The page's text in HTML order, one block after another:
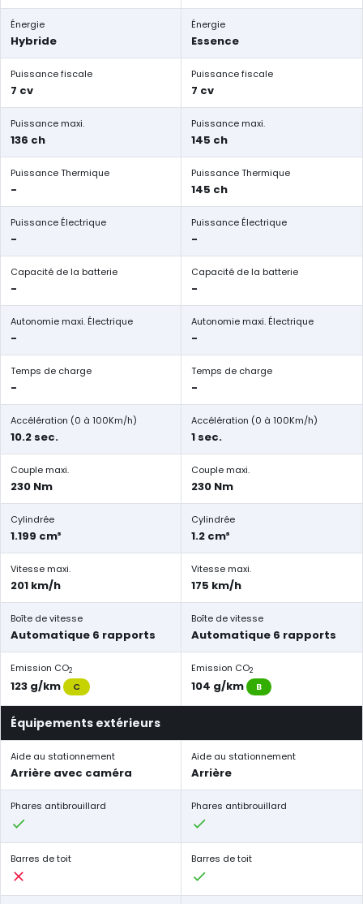
Énergie
Hybride
Énergie
Essence
Puissance fiscale
7 cv
Puissance fiscale
7 cv
Puissance maxi.
136 ch
Puissance maxi.
145 ch
Puissance Thermique
-
Puissance Thermique
145 ch
Puissance Électrique
-
Puissance Électrique
-
Capacité de la batterie
-
Capacité de la batterie
-
Autonomie maxi. Électrique
-
Autonomie maxi. Électrique
-
Temps de charge
-
Temps de charge
-
Accélération (0 à 100Km/h)
10.2 sec.
Accélération (0 à 100Km/h)
1 sec.
Couple maxi.
230 Nm
Couple maxi.
230 Nm
Cylindrée
1.199 cm³
Cylindrée
1.2 cm³
Vitesse maxi.
201 km/h
Vitesse maxi.
175 km/h
Boîte de vitesse
Automatique 6 rapports
Boîte de vitesse
Automatique 6 rapports
Emission CO2
123 g/km C
Emission CO2
104 g/km B
Équipements extérieurs
Aide au stationnement
Arrière avec caméra
Aide au stationnement
Arrière
Phares antibrouillard Phares antibrouillard
Barres de toit Barres de toit